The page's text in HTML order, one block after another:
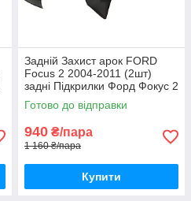
Задній Захист арок FORD
Focus 2 2004-2011 (2шт)
задні Підкрилки Форд Фокус 2
пара задніх
Готово до відправки
940 ₴/пара
1 160 ₴/пара
Купити